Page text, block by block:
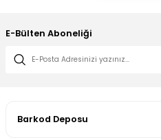
E-Bülten Aboneliği
Barkod Deposu